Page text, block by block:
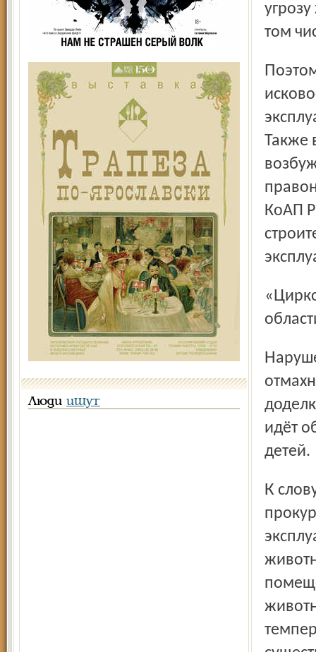
Люди ищут
том
Поэтому прокурор Киров­ского района и направил
Также
КоАП
«Цирковое дело» находится на контроле прокуратуры
Нарушения серьёзны. И многочисленны. И нельзя
идёт
детей.
К слову, такое совпадение: недавно Щёлковская